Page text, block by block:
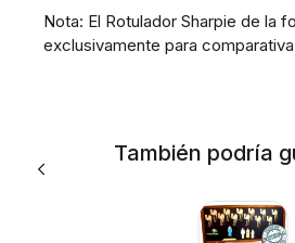
Nota: El Rotulador Sharpie de la
exclusivamente para
También podría